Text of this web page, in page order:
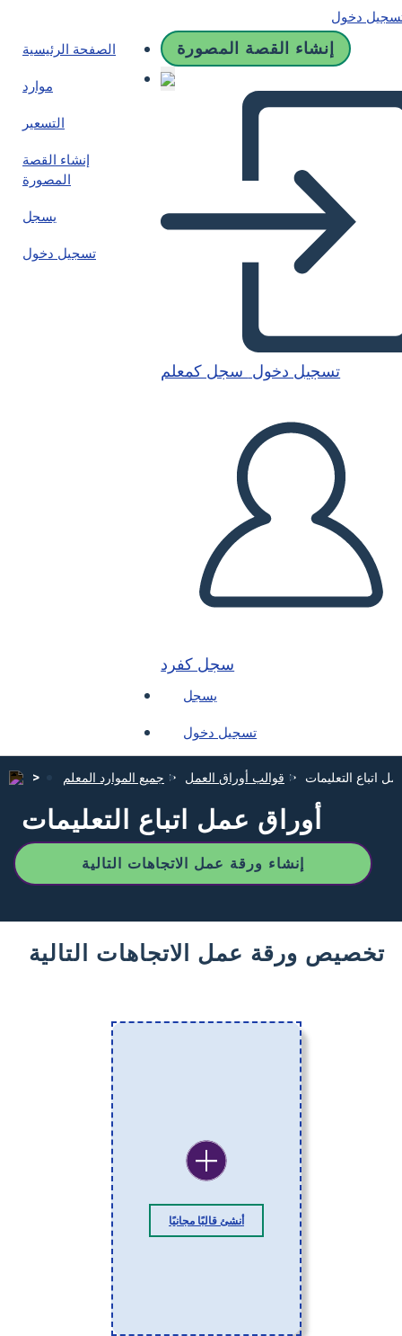
دخول
الصفحة الرئيسية
موارد
التسعير
إنشاء القصة
المصورة
يسجل
تسجيل دخول
إنشاء القصة المصورة
تسجيل دخول سجل كمعلم
سجل كفرد
يسجل
تسجيل دخول
جميع الموارد المعلم قوالب أوراق العمل اتباع التعليمات
أوراق عمل اتباع التعليمات
إنشاء ورقة عمل الاتجاهات التالية
تخصيص ورقة عمل الاتجاهات التالية
أنشئ قالبًا مجانيًا